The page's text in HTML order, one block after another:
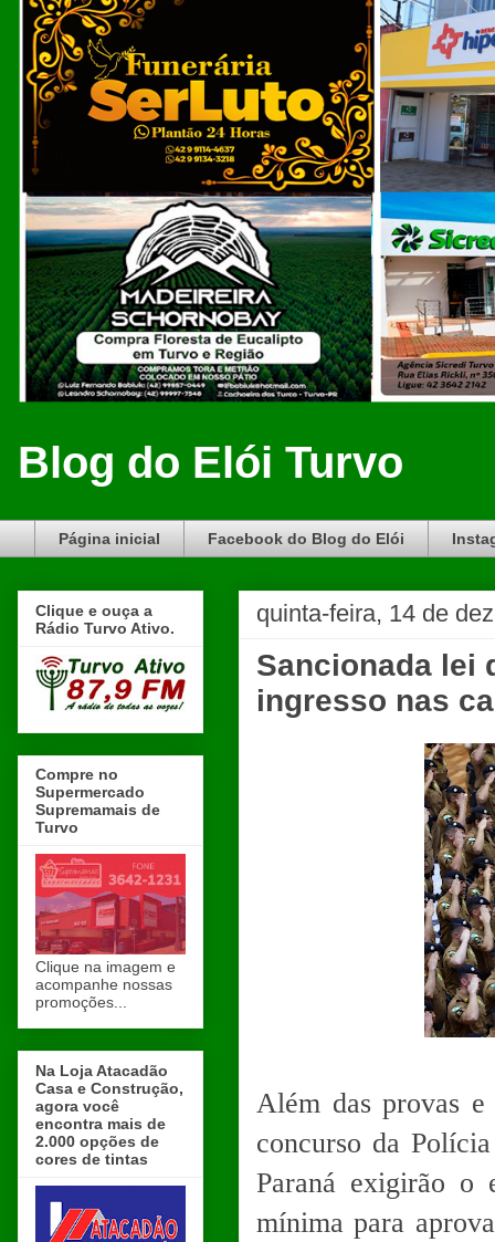
Blog do Elói Turvo
Página inicial Facebook do Blog do Elói
quinta-feira, 14 de
Sancionada lei
ingresso nas
Além das provas
concurso da
Paraná exigirão o
mínima para
Clique e ouça a
Rádio Turvo Ativo.
Compre no
Supermercado
Supremamais de
Turvo
Clique na imagem e
acompanhe nossas
promoções...
Na Loja Atacadão
Casa e Construção,
agora você
encontra mais de
2.000 opções de
cores de tintas